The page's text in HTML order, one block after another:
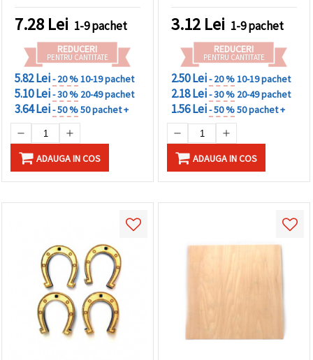
7.28 Lei 1-9 pachet
REDUCERI
PENTRU CANTITATE
5.82 Lei- 20 %10-19 pachet
5.10 Lei- 30 % 20-49 pachet
3.64 Lei- 50 %50 pachet +
ADAUGA IN COS
3.12 Lei 1-9 pachet
REDUCERI
PENTRU CANTITATE
2.50 Lei- 20 %10-19 pachet
2.18 Lei- 30 % 20-49 pachet
1.56 Lei- 50 %50 pachet +
ADAUGA IN COS